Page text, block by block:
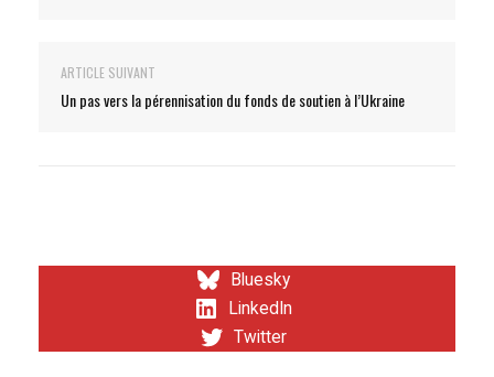
ARTICLE SUIVANT
Un pas vers la pérennisation du fonds de soutien à l’Ukraine
Bluesky
LinkedIn
Twitter